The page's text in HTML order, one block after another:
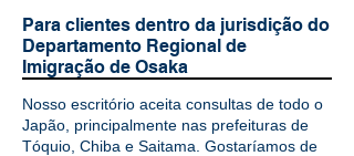
Para clientes dentro da jurisdição do
Departamento Regional de
Imigração de Osaka
Nosso escritório aceita consultas de todo o
Japão, principalmente nas prefeituras de
Tóquio, Chiba e Saitama. Gostaríamos de